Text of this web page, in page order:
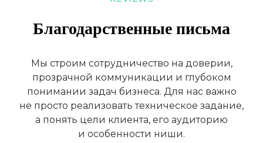
Благодарственные письма
Мы строим сотрудничество на доверии,
прозрачной коммуникации и глубоком
понимании задач бизнеса. Для нас важно
не просто реализовать техническое задание,
а понять цели клиента, его аудиторию
и особенности ниши.